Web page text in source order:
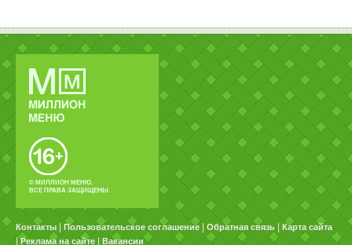
© МИЛЛИОН МЕНЮ.
ВСЕ ПРАВА ЗАЩИЩЕНЫ.
Контакты Пользовательское соглашение Обратная связь Карта сайта
|Реклама на сайте Вакансии